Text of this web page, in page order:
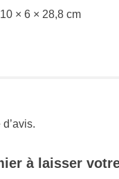
10 × 6 × 28,8 cm
d’avis.
à laisser